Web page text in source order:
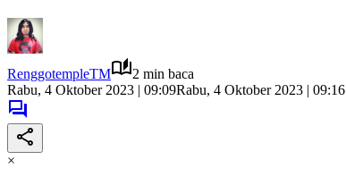
RenggotempleTM
2 min baca
Rabu, 4 Oktober 2023 | 09:09Rabu, 4 Oktober 2023 | 09:16
×